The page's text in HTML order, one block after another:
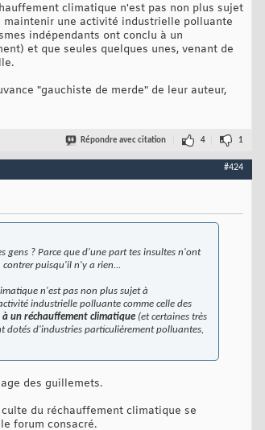
climatique n'est pas non plus sujet
maintenir une activité industrielle polluante
indépendants ont conclu à un
et que seules quelques unes, venant de
"gauchiste de merde" de leur auteur,
Répondre avec citation 4 1
#424
gens ? Parce que d'une part tes insultes n'ont
puisqu'il n'y a rien...
n'est pas non plus sujet à
industrielle polluante comme celle des
un réchauffement climatique (et certaines très
dotés d'industries particulièrement polluantes,
des guillemets.
du réchauffement climatique se
forum consacré.